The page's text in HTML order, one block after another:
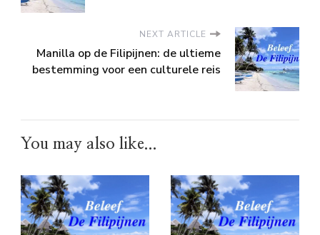
NEXT ARTICLE
Manilla op de Filipijnen: de ultieme
bestemming voor een culturele reis
You may also like...